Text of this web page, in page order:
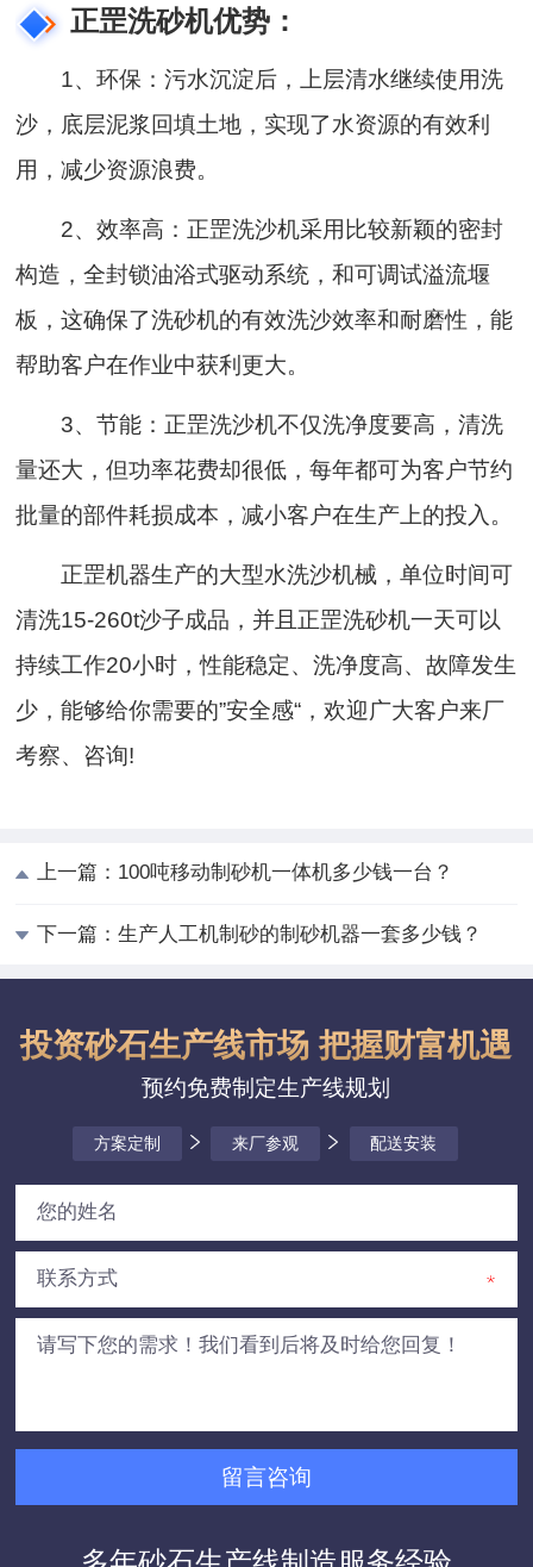
正罡洗砂机优势：
1、环保：污水沉淀后，上层清水继续使用洗
沙，底层泥浆回填土地，实现了水资源的有效利
用，减少资源浪费。
2、效率高：正罡洗沙机采用比较新颖的密封
构造，全封锁油浴式驱动系统，和可调试溢流堰
板，这确保了洗砂机的有效洗沙效率和耐磨性，能
帮助客户在作业中获利更大。
3、节能：正罡洗沙机不仅洗净度要高，清洗
量还大，但功率花费却很低，每年都可为客户节约
批量的部件耗损成本，减小客户在生产上的投入。
正罡机器生产的大型水洗沙机械，单位时间可
清洗15-260t沙子成品，并且正罡洗砂机一天可以
持续工作20小时，性能稳定、洗净度高、故障发生
少，能够给你需要的”安全感“，欢迎广大客户来厂
考察、咨询!
上一篇： 100吨移动制砂机一体机多少钱一台？
下一篇：生产人工机制砂的制砂机器一套多少钱？
投资砂石生产线市场 把握财富机遇
预约免费制定生产线规划
方案定制 来厂参观 配送安装